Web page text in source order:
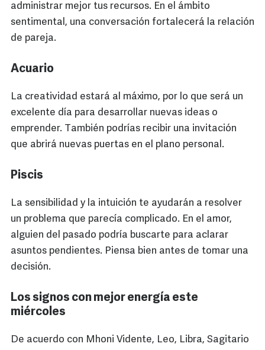
administrar mejor tus recursos. En el ámbito
sentimental, una conversación fortalecerá la relación
de pareja.
Acuario
La creatividad estará al máximo, por lo que será un
excelente día para desarrollar nuevas ideas o
emprender. También podrías recibir una invitación
que abrirá nuevas puertas en el plano personal.
Piscis
La sensibilidad y la intuición te ayudarán a resolver
un problema que parecía complicado. En el amor,
alguien del pasado podría buscarte para aclarar
asuntos pendientes. Piensa bien antes de tomar una
decisión.
Los signos con mejor energía este
miércoles
De acuerdo con Mhoni Vidente, Leo, Libra, Sagitario